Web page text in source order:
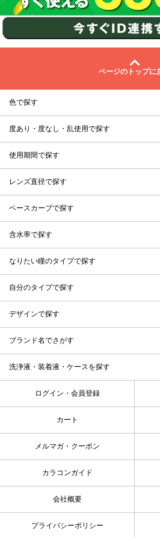
ページのトップに
色で探す
度あり・度なし・乱使用で探す
使用期間で探す
レンズ直径で探す
ベースカーブで探す
含水率で探す
なりたい瞳のタイプで探す
自分のタイプで探す
デザインで探す
ブランド名でさがす
洗浄液・装着液・ケースを探す
ログイン・会員登録
カート
メルマガ・クーポン
カラコンガイド
会社概要
プライバシーポリシー